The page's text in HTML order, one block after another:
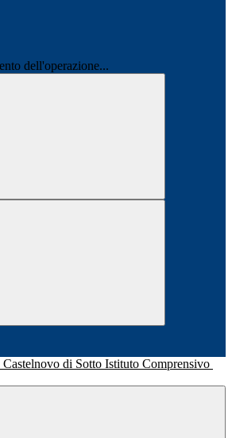
dell'operazione...
Istituto Comprensivo